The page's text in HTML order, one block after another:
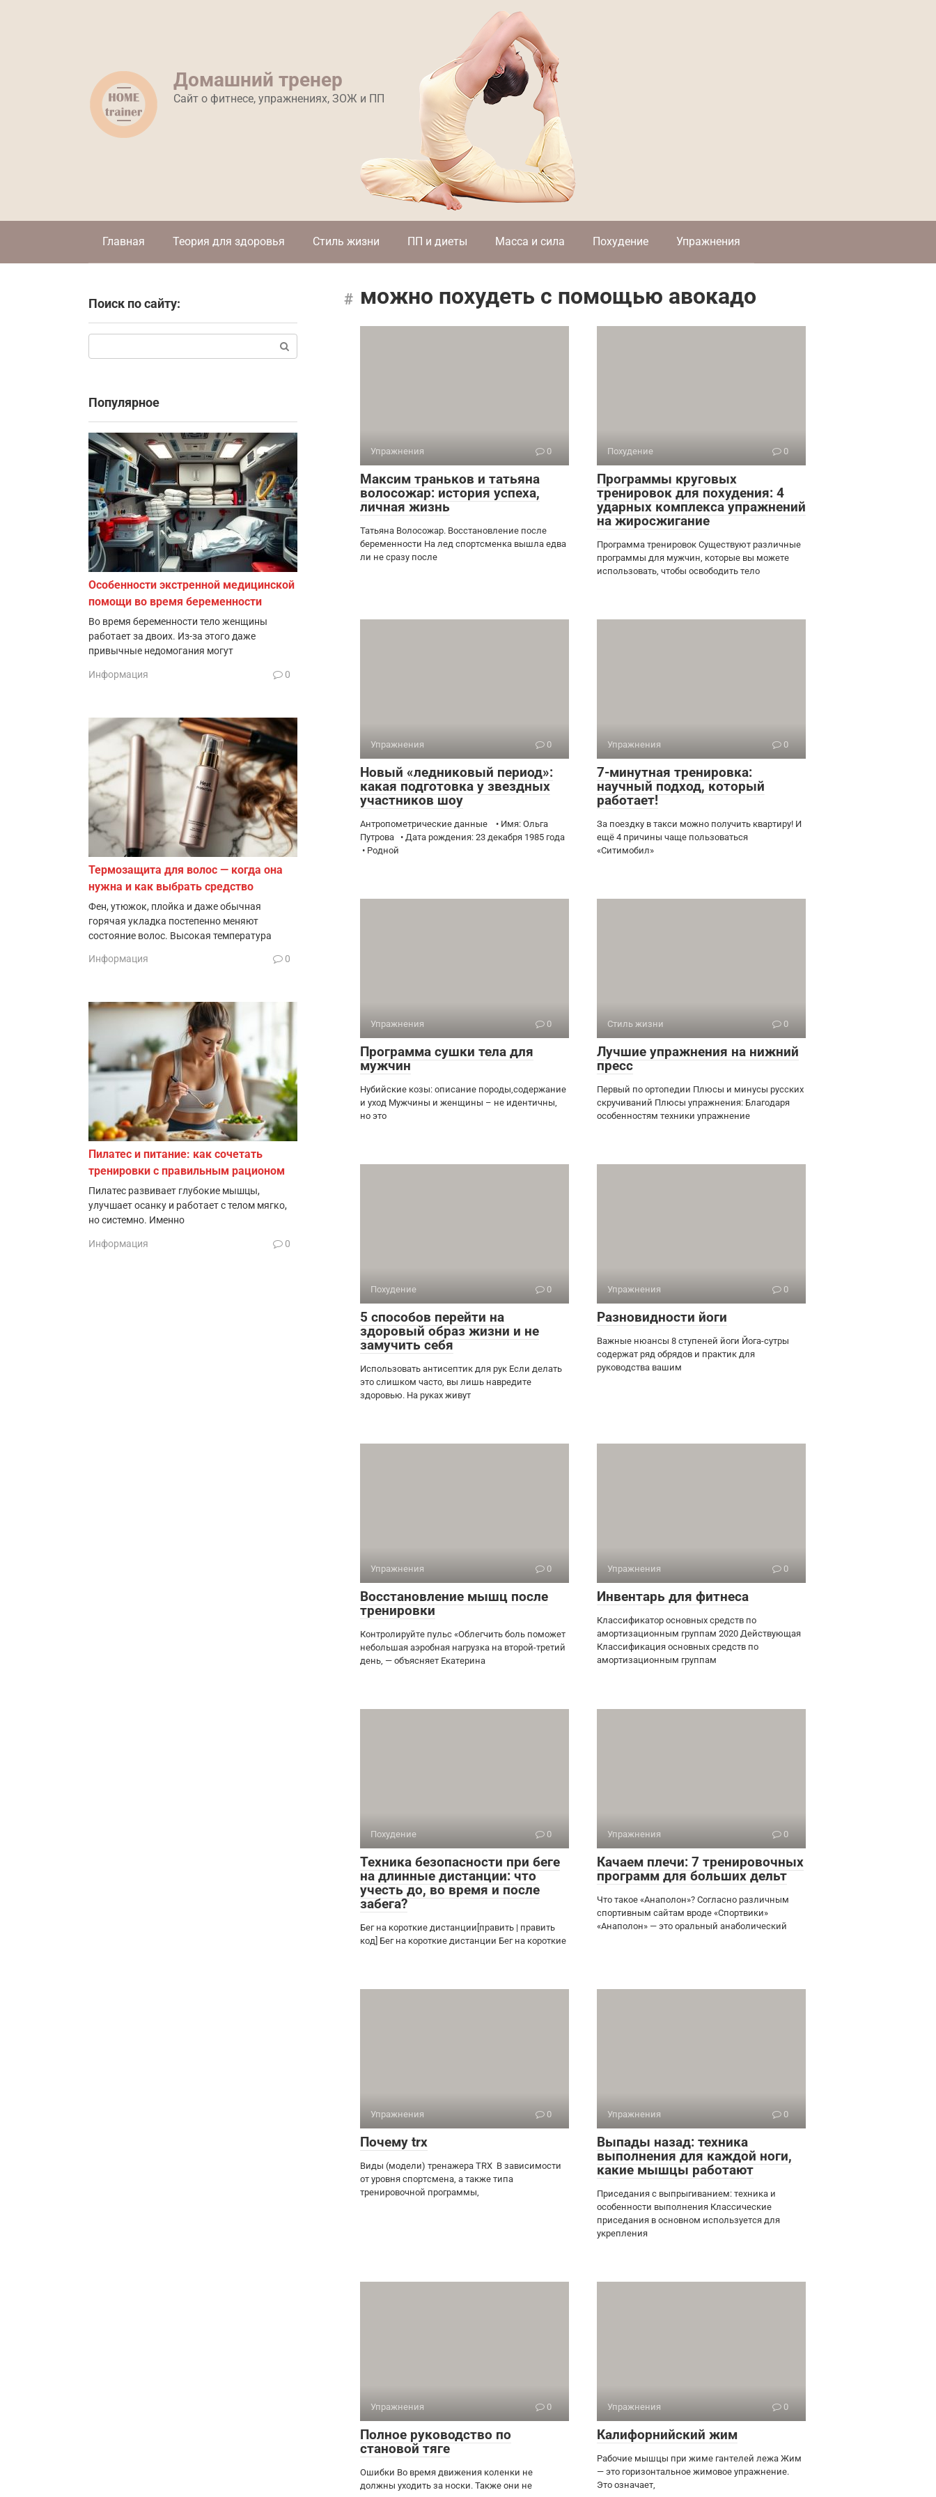
Домашний тренер
Сайт о фитнесе, упражнениях, ЗОЖ и ПП
Главная Теория для здоровья Стиль жизни ПП и диеты Масса и сила Похудение Упражнения
можно похудеть с помощью авокадо
Упражнения 0
Максим траньков и татьяна
волосожар: история успеха,
личная жизнь
Татьяна Волосожар. Восстановление после
беременности На лед спортсменка вышла едва
ли не сразу после
Похудение 0
Программы круговых
тренировок для похудения: 4
ударных комплекса упражнений
на жиросжигание
Программа тренировок Существуют различные
программы для мужчин, которые вы можете
использовать, чтобы освободить тело
Упражнения 0
Новый «ледниковый период»:
какая подготовка у звездных
участников шоу
Антропометрические данные • Имя: Ольга
Путрова • Дата рождения: 23 декабря 1985 года
• Родной
Упражнения 0
7-минутная тренировка:
научный подход, который
работает!
За поездку в такси можно получить квартиру! И
ещё 4 причины чаще пользоваться
«Ситимобил»
Упражнения 0
Программа сушки тела для
мужчин
Нубийские козы: описание породы,содержание
и уход Мужчины и женщины – не идентичны,
но это
Стиль жизни 0
Лучшие упражнения на нижний
пресс
Первый по ортопедии Плюсы и минусы русских
скручиваний Плюсы упражнения: Благодаря
особенностям техники упражнение
Похудение 0
5 способов перейти на
здоровый образ жизни и не
замучить себя
Использовать антисептик для рук Если делать
это слишком часто, вы лишь навредите
здоровью. На руках живут
Упражнения 0
Разновидности йоги
Важные нюансы 8 ступеней йоги Йога-сутры
содержат ряд обрядов и практик для
руководства вашим
Упражнения 0
Восстановление мышц после
тренировки
Контролируйте пульс «Облегчить боль поможет
небольшая аэробная нагрузка на второй-третий
день, — объясняет Екатерина
Упражнения 0
Инвентарь для фитнеса
Классификатор основных средств по
амортизационным группам 2020 Действующая
Классификация основных средств по
амортизационным группам
Похудение 0
Техника безопасности при беге
на длинные дистанции: что
учесть до, во время и после
забега?
Бег на короткие дистанции[править | править
код] Бег на короткие дистанции Бег на короткие
Упражнения 0
Качаем плечи: 7 тренировочных
программ для больших дельт
Что такое «Анаполон»? Согласно различным
спортивным сайтам вроде «Спортвики»
«Анаполон» — это оральный анаболический
Упражнения 0
Почему trx
Виды (модели) тренажера TRX В зависимости
от уровня спортсмена, а также типа
тренировочной программы,
Упражнения 0
Выпады назад: техника
выполнения для каждой ноги,
какие мышцы работают
Приседания с выпрыгиванием: техника и
особенности выполнения Классические
приседания в основном используется для
укрепления
Упражнения 0
Полное руководство по
становой тяге
Ошибки Во время движения коленки не
должны уходить за носки. Также они не
Упражнения 0
Калифорнийский жим
Рабочие мышцы при жиме гантелей лежа Жим
— это горизонтальное жимовое упражнение.
Это означает,
Поиск по сайту:
Популярное
Особенности экстренной медицинской
помощи во время беременности
Во время беременности тело женщины
работает за двоих. Из-за этого даже
привычные недомогания могут
Информация 0
Термозащита для волос — когда она
нужна и как выбрать средство
Фен, утюжок, плойка и даже обычная
горячая укладка постепенно меняют
состояние волос. Высокая температура
Информация 0
Пилатес и питание: как сочетать
тренировки с правильным рационом
Пилатес развивает глубокие мышцы,
улучшает осанку и работает с телом мягко,
но системно. Именно
Информация 0